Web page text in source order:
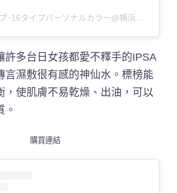
ココロ｜顔タイプ･16タイプパーソナルカラー@横浜（@1123_1026）分享的貼文
許多台日女孩都愛不釋手的IPSA
言濕敷很有感的神仙水。標榜能
，使肌膚不易乾燥、出油，可以
。
購買連結